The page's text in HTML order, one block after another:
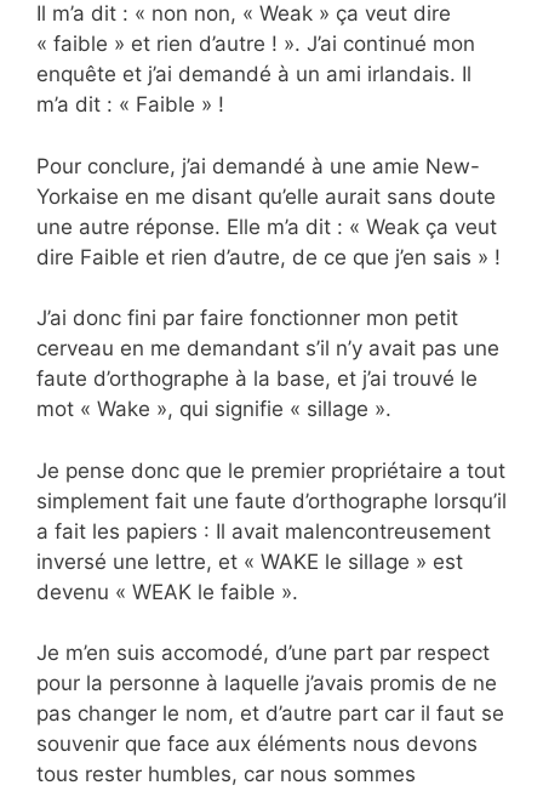
Il m’a dit : « non non, « Weak » ça veut dire
« faible » et rien d’autre ! ». J’ai continué mon
enquête et j’ai demandé à un ami irlandais. Il
m’a dit : « Faible » !
Pour conclure, j’ai demandé à une amie New-
Yorkaise en me disant qu’elle aurait sans doute
une autre réponse. Elle m’a dit : « Weak ça veut
dire Faible et rien d’autre, de ce que j’en sais » !
J’ai donc fini par faire fonctionner mon petit
cerveau en me demandant s’il n’y avait pas une
faute d’orthographe à la base, et j’ai trouvé le
mot « Wake », qui signifie « sillage ».
Je pense donc que le premier propriétaire a tout
simplement fait une faute d’orthographe lorsqu’il
a fait les papiers : Il avait malencontreusement
inversé une lettre, et « WAKE le sillage » est
devenu « WEAK le faible ».
Je m’en suis accomodé, d’une part par respect
pour la personne à laquelle j’avais promis de ne
pas changer le nom, et d’autre part car il faut se
souvenir que face aux éléments nous devons
tous rester humbles, car nous sommes